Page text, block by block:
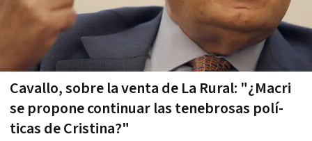
Cavallo, sobre la venta de La Rural: "¿Macri
se propone continuar las tenebrosas polí­
ticas de Cristina?"